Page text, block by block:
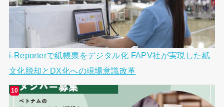
i-Reporterで紙帳票をデジタル化 FAPV社が実現した紙
文化脱却とDX化への現場意識改革